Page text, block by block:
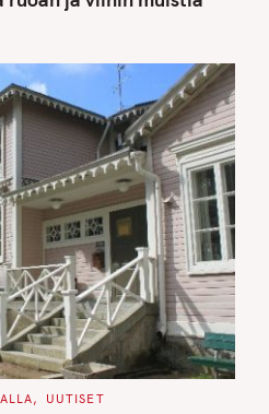
UUTISET